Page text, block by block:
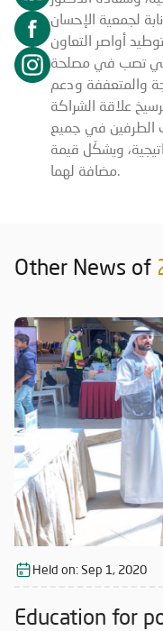
لجمعية الإحسان
أواصر التعاون
تصب في مصلحة
والمتعففة ودعم
علاقة الشراكة
الطرفين في جميع
ويشكّل قيمة
مضافة لهما.
Other News of
Held on:Sep 1, 2020
Education for